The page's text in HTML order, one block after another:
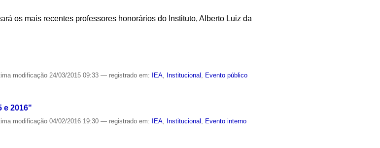
os mais recentes professores honorários do Instituto, Alberto Luiz da
modificação 24/03/2015 09:33— registrado em: IEA, Institucional , Evento público
e 2016"
modificação 04/02/2016 19:30— registrado em: IEA Institucional Evento interno